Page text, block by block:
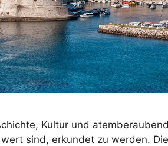
Kultur und
sind, erkundet zu werden.